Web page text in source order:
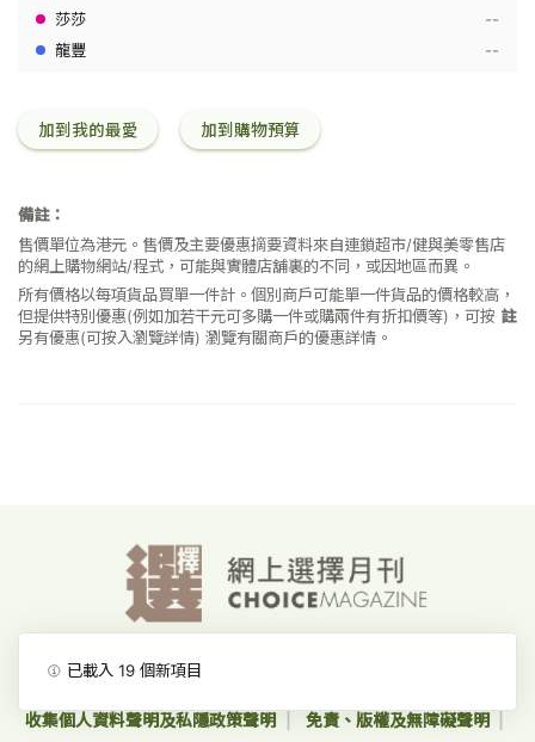
--
--
加到我的最愛 加到購物預算
備註：
售價單位為港元。售價及主要優惠摘要資料來自連鎖超市/健與美零售店
的網上購物網站/程式，可能與實體店舖裏的不同，或因地區而異。
所有價格以每項貨品買單一件計。個別商戶可能單一件貨品的價格較高，
但提供特別優惠(例如加若干元可多購一件或購兩件有折扣價等)，可按 註
另有優惠(可按入瀏覽詳情)瀏覽有關商戶的優惠詳情。
收集個人資料聲明及私隱政策聲明
免責、版權及無障礙聲明